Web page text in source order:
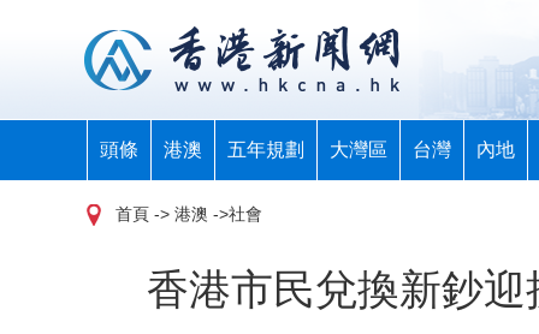
頭條 港澳 五年規劃 大灣區 台灣 內地
首頁 -> 港澳 ->社會
香港市民兌換新鈔